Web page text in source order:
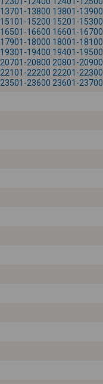
13701-13800 13801-13900
15101-15200 15201-15300
16501-16600 16601-16700
17901-18000 18001-18100
19301-19400 19401-19500
20701-20800 20801-20900
22101-22200 22201-22300
23501-23600 23601-23700